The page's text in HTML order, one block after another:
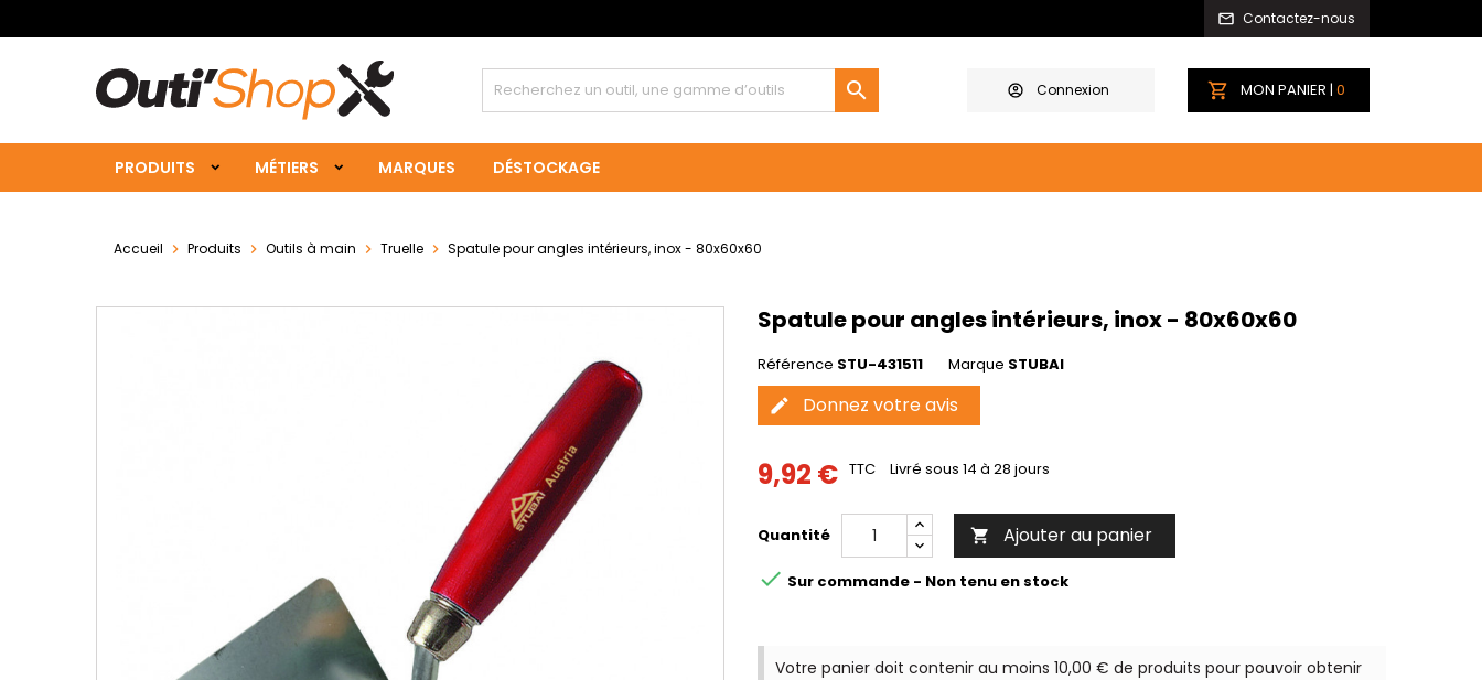
Contactez-nous
 Connexion MON PANIER | 0
PRODUITS MÉTIERS MARQUES DÉSTOCKAGE
Accueil Produits Outils à main Truelle Spatule pour angles intérieurs, inox - 80x60x60
Spatule pour angles intérieurs, inox - 80x60x60
Référence STU-431511 Marque STUBAI
edit Donnez votre avis
9,92 € TTC Livré sous 14 à 28 jours
Quantité  Ajouter au panier
 Sur commande - Non tenu en stock
Votre panier doit contenir au moins 10,00 € de produits pour pouvoir obtenir